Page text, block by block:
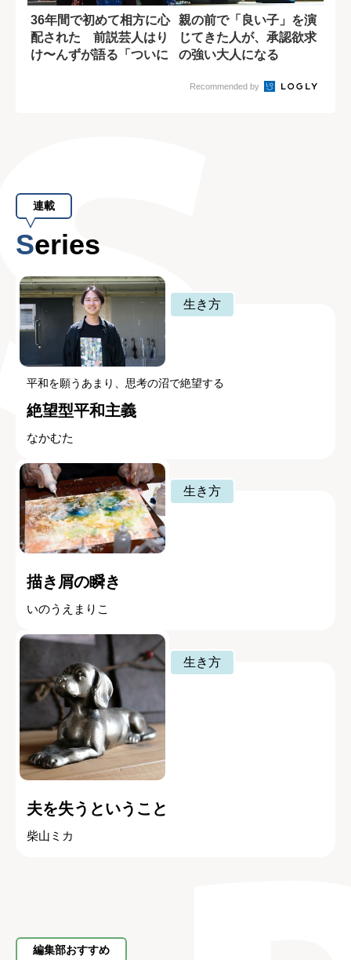
36年間で初めて相方に心
配された 前説芸人はり
け〜んずが語る「ついに
親の前で「良い子」を演
じてきた人が、承認欲求
の強い大人になる
Recommended by
連載
Series
生き方
平和を願うあまり、思考の沼で絶望する
絶望型平和主義
なかむた
生き方
描き屑の瞬き
いのうえまりこ
生き方
夫を失うということ
柴山ミカ
編集部おすすめ